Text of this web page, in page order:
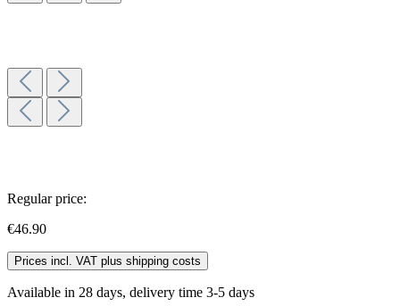
Regular price:
€46.90
Prices incl. VAT plus shipping costs
Available in 28 days, delivery time 3-5 days